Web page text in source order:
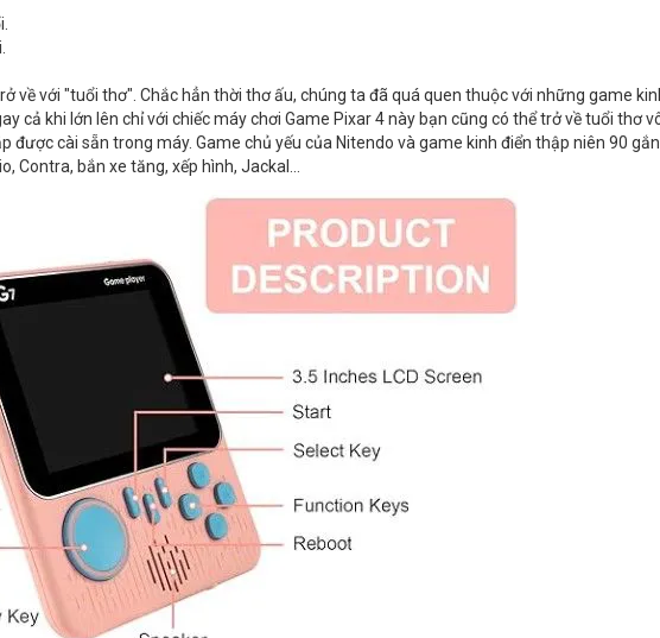
về với "tuổi thơ". Chắc hẳn thời thơ ấu, chúng ta đã quá quen thuộc với những game
cả khi lớn lên chỉ với chiếc máy chơi Game Pixar 4 này bạn cũng có thể trở về tuổi thơ
được cài sẵn trong máy. Game chủ yếu của Nitendo và game kinh điển thập niên 90
Contra, bắn xe tăng, xếp hình, Jackal...